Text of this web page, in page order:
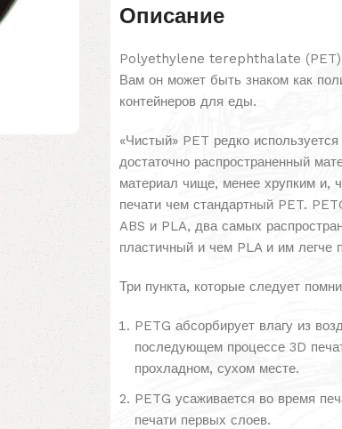
Описание
Polyethylene terephthalate (PET)
Вам он может быть знаком как
контейнеров для еды.
«Чистый» PET редко
достаточно распространенный
материал чище, менее хрупким и,
печати чем стандартный PET.
ABS и PLA, два самых
пластичный и чем PLA и им легче
Три пункта, которые следует
PETG абсорбирует влагу из
последующем процессе 3D
прохладном, сухом месте.
PETG усаживается во время
печати первых слоев.